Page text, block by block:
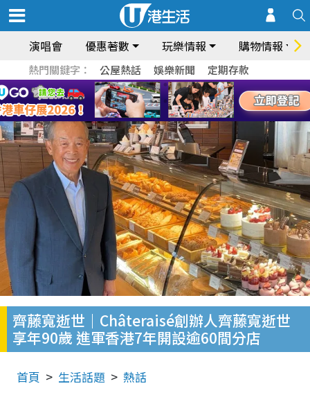
演唱會 優惠著數 玩樂情報 購物情報
熱門關鍵字： 公屋熱話 娛樂新聞 定期存款
齊藤寬逝世｜Châteraisé創辦人齊藤寬逝世
享年90歲 進軍香港7年開設逾60間分店
首頁 生活話題 熱話